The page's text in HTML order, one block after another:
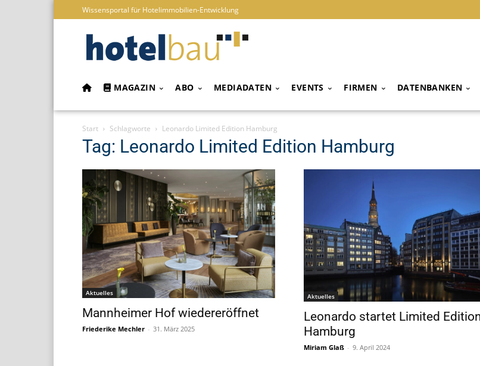
Wissensportal für Hotelimmobilien-Entwicklung
MAGAZIN ABO MEDIADATEN EVENTS FIRMEN DATENBANKEN
Start Schlagworte Leonardo Limited Edition Hamburg
Tag: Leonardo Limited Edition Hamburg
Aktuelles
Mannheimer Hof wiedereröffnet
Friederike Mechler - 31. März 2025
Aktuelles
Leonardo startet Limited
Hamburg
Miriam Glaß - 9. April 2024